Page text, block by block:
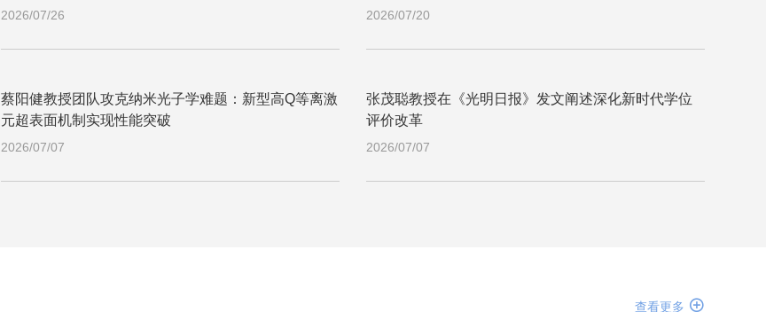
2026/07/26 2026/07/20
蔡阳健教授团队攻克纳米光子学难题：新型高Q等离激
元超表面机制实现性能突破
2026/07/07
张茂聪教授在《光明日报》发文阐述深化新时代学位
评价改革
2026/07/07
查看更多 